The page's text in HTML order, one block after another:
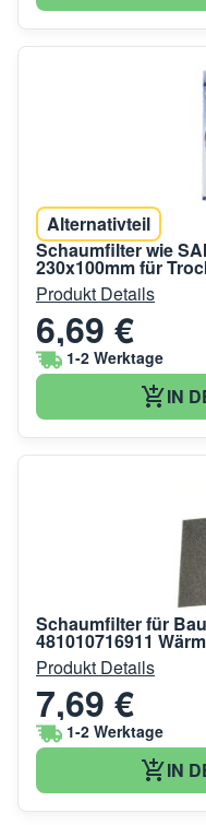
Alternativteil
Schaumfilter wie
230x100mm für
Produkt Details
6,69 €
1-2 Werktage
IN
Schaumfilter für
481010716911
Produkt Details
7,69 €
1-2 Werktage
IN